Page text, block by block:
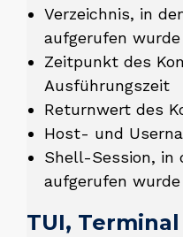
Verzeichnis, in
aufgerufen wurde
Zeitpunkt des
Ausführungszeit
Returnwert des
Host- und
Shell-Session, in
aufgerufen wurde
TUI,